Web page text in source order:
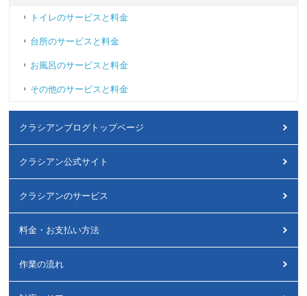
トイレのサービスと料金
台所のサービスと料金
お風呂のサービスと料金
その他のサービスと料金
クラシアンブログトップページ
クラシアン公式サイト
クラシアンのサービス
料金・お支払い方法
作業の流れ